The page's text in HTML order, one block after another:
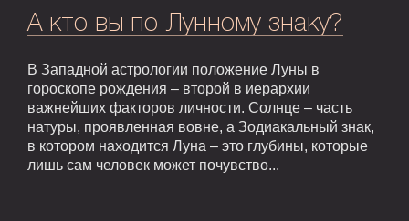
А кто вы по Лунному знаку?
В Западной астрологии положение Луны в
гороскопе рождения – второй в иерархии
важнейших факторов личности. Солнце – часть
натуры, проявленная вовне, а Зодиакальный знак,
в котором находится Луна – это глубины, которые
лишь сам человек может почувство...